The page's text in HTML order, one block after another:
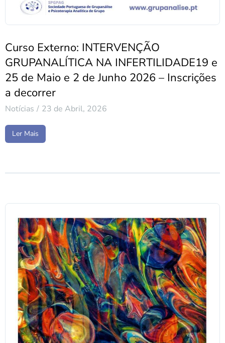
Curso Externo: INTERVENÇÃO
GRUPANALÍTICA NA INFERTILIDADE19 e
25 de Maio e 2 de Junho 2026 – Inscrições
a decorrer
Notícias 23 de Abril, 2026
Ler Mais